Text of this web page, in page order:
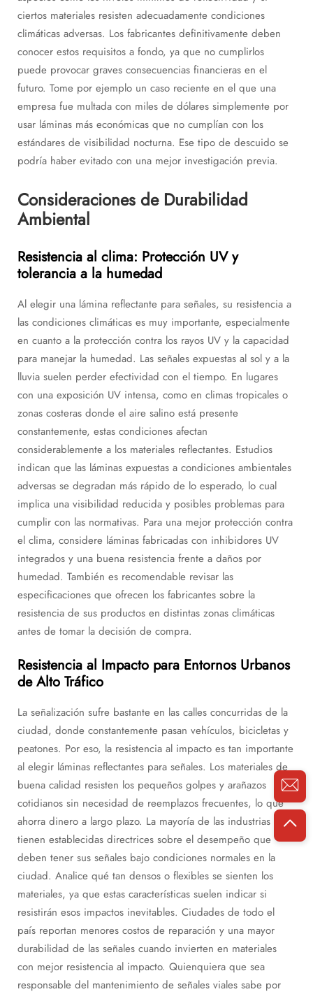
ciertos materiales resisten adecuadamente condiciones
climáticas adversas. Los fabricantes definitivamente deben
conocer estos requisitos a fondo, ya que no cumplirlos
puede provocar graves consecuencias financieras en el
futuro. Tome por ejemplo un caso reciente en el que una
empresa fue multada con miles de dólares simplemente por
usar láminas más económicas que no cumplían con los
estándares de visibilidad nocturna. Ese tipo de descuido se
podría haber evitado con una mejor investigación previa.
Consideraciones de Durabilidad
Ambiental
Resistencia al clima: Protección UV y
tolerancia a la humedad
Al elegir una lámina reflectante para señales, su resistencia a
las condiciones climáticas es muy importante, especialmente
en cuanto a la protección contra los rayos UV y la capacidad
para manejar la humedad. Las señales expuestas al sol y a la
lluvia suelen perder efectividad con el tiempo. En lugares
con una exposición UV intensa, como en climas tropicales o
zonas costeras donde el aire salino está presente
constantemente, estas condiciones afectan
considerablemente a los materiales reflectantes. Estudios
indican que las láminas expuestas a condiciones ambientales
adversas se degradan más rápido de lo esperado, lo cual
implica una visibilidad reducida y posibles problemas para
cumplir con las normativas. Para una mejor protección contra
el clima, considere láminas fabricadas con inhibidores UV
integrados y una buena resistencia frente a daños por
humedad. También es recomendable revisar las
especificaciones que ofrecen los fabricantes sobre la
resistencia de sus productos en distintas zonas climáticas
antes de tomar la decisión de compra.
Resistencia al Impacto para Entornos Urbanos
de Alto Tráfico
La señalización sufre bastante en las calles concurridas de la
ciudad, donde constantemente pasan vehículos, bicicletas y
peatones. Por eso, la resistencia al impacto es tan importante
al elegir láminas reflectantes para señales. Los materiales de
buena calidad resisten los pequeños golpes y arañazos
cotidianos sin necesidad de reemplazos frecuentes, lo que
ahorra dinero a largo plazo. La mayoría de las industrias
tienen establecidas directrices sobre el desempeño que
deben tener sus señales bajo condiciones normales en la
ciudad. Analice qué tan densos o flexibles se sienten los
materiales, ya que estas características suelen indicar si
resistirán esos impactos inevitables. Ciudades de todo el
país reportan menores costos de reparación y una mayor
durabilidad de las señales cuando invierten en materiales
con mejor resistencia al impacto. Quienquiera que sea
responsable del mantenimiento de señales viales sabe por